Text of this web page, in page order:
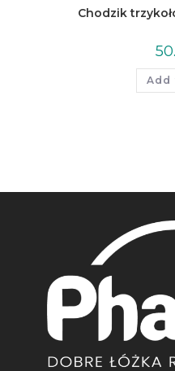
Chodzik
Add